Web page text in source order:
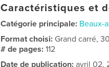
Caractéristiques et
Catégorie principale: Beaux-
Format choisi: Grand carré,
# de pages:112
Date de publication: avril 02,